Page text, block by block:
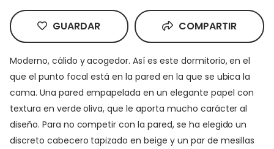
GUARDAR COMPARTIR
Moderno, cálido y acogedor. Así es este dormitorio, en el
que el punto focal está en la pared en la que se ubica la
cama. Una pared empapelada en un elegante papel con
textura en verde oliva, que le aporta mucho carácter al
diseño. Para no competir con la pared, se ha elegido un
discreto cabecero tapizado en beige y un par de mesillas